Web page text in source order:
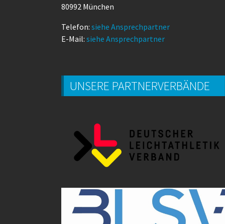
80992 München
Telefon: siehe Ansprechpartner
E-Mail: siehe Ansprechpartner
UNSERE PARTNERVERBÄNDE